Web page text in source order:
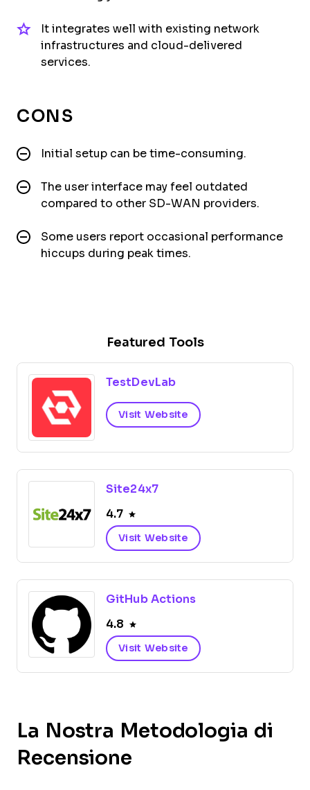
It integrates well with existing network
infrastructures and cloud-delivered
services.
CONS
Initial setup can be time-consuming.
The user interface may feel outdated
compared to other SD-WAN providers.
Some users report occasional performance
hiccups during peak times.
Featured Tools
TestDevLab
Visit Website
Site24x7
4.7
Visit Website
GitHub Actions
4.8
Visit Website
La Nostra Metodologia di
Recensione